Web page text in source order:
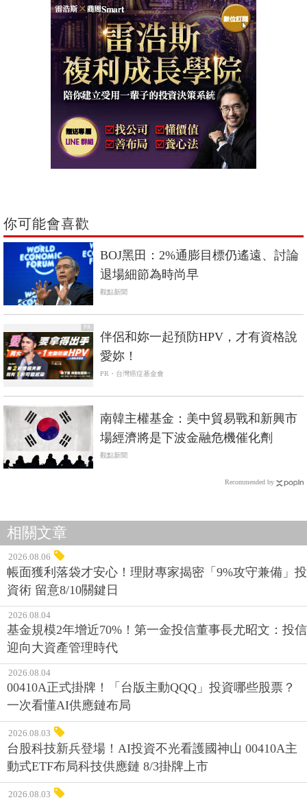
你可能會喜歡
BOJ黑田：2%通膨目標仍遙遠、討論
退場細節為時尚早
觀點新聞
PR
伴侶和妳一起預防HPV，才有資格說
愛妳！
PR・台灣癌症基金會
南韓主權基金：美中貿易戰和新興市
場經濟將是下波金融危機催化劑
觀點新聞
Recommended by
相關文章
2026.08.06
帳面獲利落袋才安心！理財專家揭密「9%攻守兼備」投
資術 留意8/10關鍵日
2026.08.04
基金規模2年增近70%！第一金投信董事長尤昭文：投信
迎向大資產管理時代
2026.08.04
00410A正式掛牌！「台版主動QQQ」投資哪些股票？
一次看懂AI供應鏈布局
2026.08.03
台股科技新兵登場！AI投資不光看護國神山 00410A主
動式ETF布局科技供應鏈 8/3掛牌上市
2026.08.03